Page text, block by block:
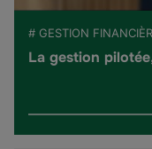
# GESTION
La gestion